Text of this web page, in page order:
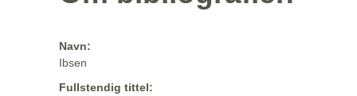
Navn:
Ibsen
Fullstendig tittel: